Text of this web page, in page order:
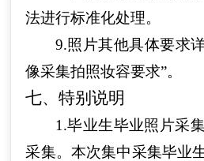
法进行标准化处理。
9.照片其他具体要求
像采集拍照妆容要求”。
七、特别说明
1.毕业生毕业照片采
采集。本次集中采集毕业